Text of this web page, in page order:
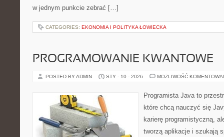
w jednym punkcie zebrać […]
CATEGORIES: EKONOMIA I POLITYKA ŁOWIECKA
PROGRAMOWANIE KWANTOWE
POSTED BY ADMIN STY - 10 - 2026 MOŻLIWOŚĆ
Programista Java to
które chcą nauczyć się
karierę programistyczną,
tworzą aplikacje i szukają